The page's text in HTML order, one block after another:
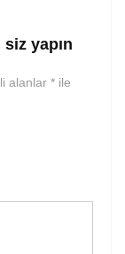
yapın
alanlar * ile